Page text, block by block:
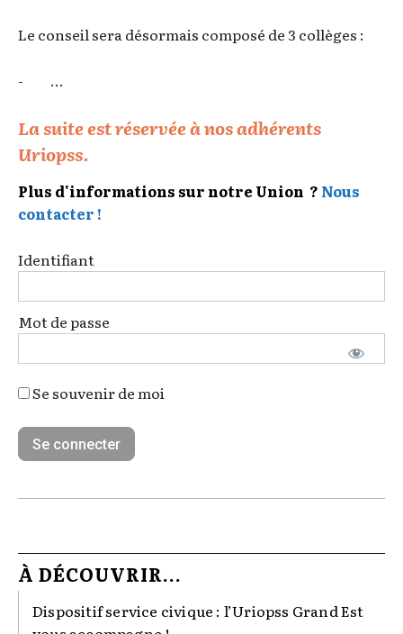
Le conseil sera désormais composé de 3 collèges :
- ...
La suite est réservée à nos adhérents
Uriopss.
Plus d'informations sur notre Union ? Nous
contacter !
Identifiant
Mot de passe
Se souvenir de moi
À DÉCOUVRIR...
Dispositif service civique : l’Uriopss Grand Est